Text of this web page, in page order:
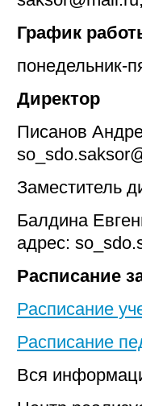
График
понедельник-
Директор
Писанов
Заместитель
Балдина
адрес:
Расписание
Расписание
Расписание
Вся